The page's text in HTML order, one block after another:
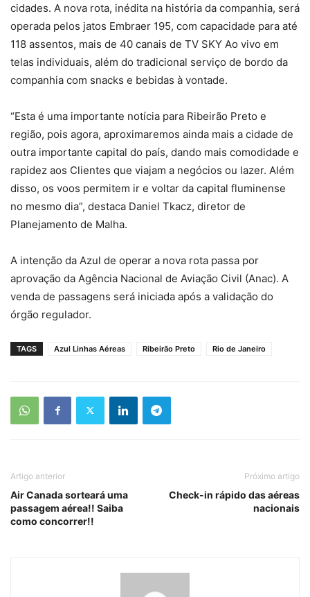
cidades. A nova rota, inédita na história da companhia, será
operada pelos jatos Embraer 195, com capacidade para até
118 assentos, mais de 40 canais de TV SKY Ao vivo em
telas individuais, além do tradicional serviço de bordo da
companhia com snacks e bebidas à vontade.
“Esta é uma importante notícia para Ribeirão Preto e
região, pois agora, aproximaremos ainda mais a cidade de
outra importante capital do país, dando mais comodidade e
rapidez aos Clientes que viajam a negócios ou lazer. Além
disso, os voos permitem ir e voltar da capital fluminense
no mesmo dia”, destaca Daniel Tkacz, diretor de
Planejamento de Malha.
A intenção da Azul de operar a nova rota passa por
aprovação da Agência Nacional de Aviação Civil (Anac). A
venda de passagens será iniciada após a validação do
órgão regulador.
TAGS Azul Linhas Aéreas Ribeirão Preto Rio de Janeiro
Artigo anterior
Air Canada sorteará uma
passagem aérea!! Saiba
como concorrer!!
Próximo artigo
Check-in rápido das aéreas
nacionais